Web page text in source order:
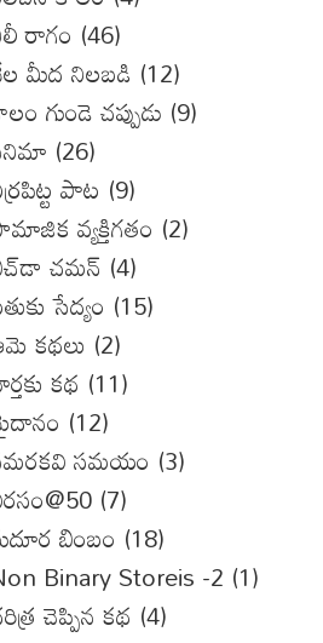
రాగం (46)
మీద నిలబడి (12)
గుండె చప్పుడు (9)
(26)
పాట (9)
వ్యక్తిగతం (2)
చమన్ (4)
సేద్యం (15)
కథలు (2)
కథ (11)
(12)
సమయం (3)
(7)
బింబం (18)
Binary Storeis -2 (1)
చెప్పిన కథ (4)